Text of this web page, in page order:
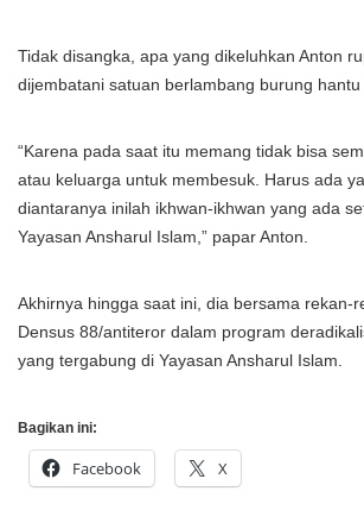
Tidak disangka, apa yang dikeluhkan Anton
dijembatani satuan berlambang burung hantu
“Karena pada saat itu memang tidak bisa
atau keluarga untuk membesuk. Harus ada
diantaranya inilah ikhwan-ikhwan yang ada
Yayasan Ansharul Islam,” papar Anton.
Akhirnya hingga saat ini, dia bersama rekan-
Densus 88/antiteror dalam program
yang tergabung di Yayasan Ansharul Islam.
Bagikan ini:
Facebook X